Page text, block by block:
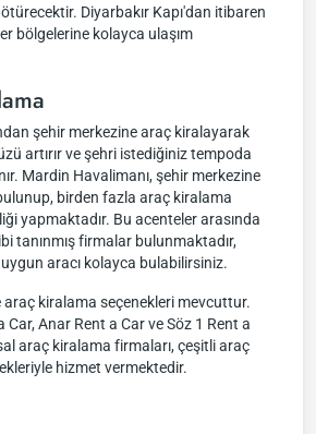
Diyarbakır Kapı'dan itibaren
bölgelerine kolayca ulaşım
şehir merkezine araç kiralayarak
artırır ve şehri istediğiniz tempoda
Mardin Havalimanı, şehir merkezine
birden fazla araç kiralama
yapmaktadır. Bu acenteler arasında
tanınmış firmalar bulunmaktadır,
uygun aracı kolayca bulabilirsiniz.
araç kiralama seçenekleri mevcuttur.
Car, Anar Rent a Car ve Söz 1 Rent a
araç kiralama firmaları, çeşitli araç
hizmet vermektedir.